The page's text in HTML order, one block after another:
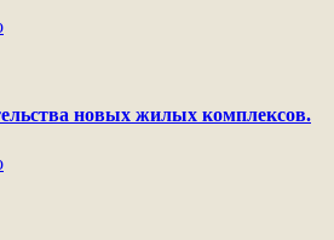
новых жилых комплексов.